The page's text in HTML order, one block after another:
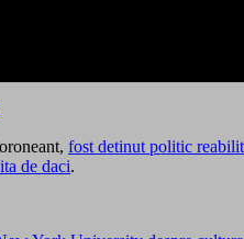
fost detinut politic
de daci.